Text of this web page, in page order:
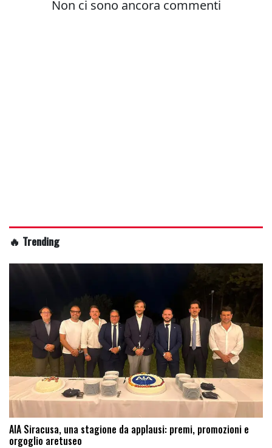
🔥 Trending
AIA Siracusa, una stagione da applausi: premi, promozioni e
orgoglio aretuseo